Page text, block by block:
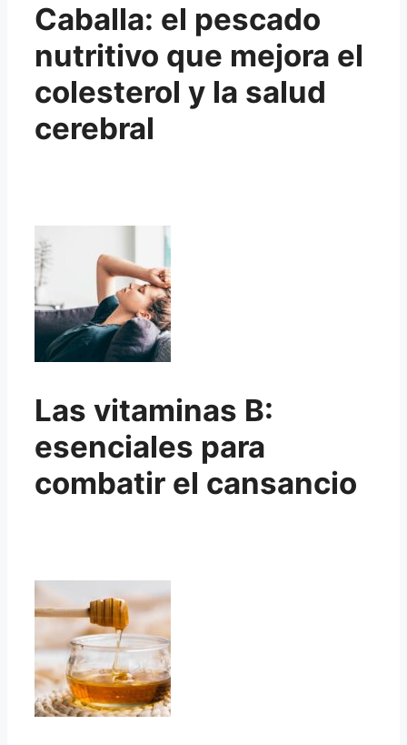
Caballa: el pescado
nutritivo que mejora el
colesterol y la salud
cerebral
Las vitaminas B:
esenciales para
combatir el cansancio